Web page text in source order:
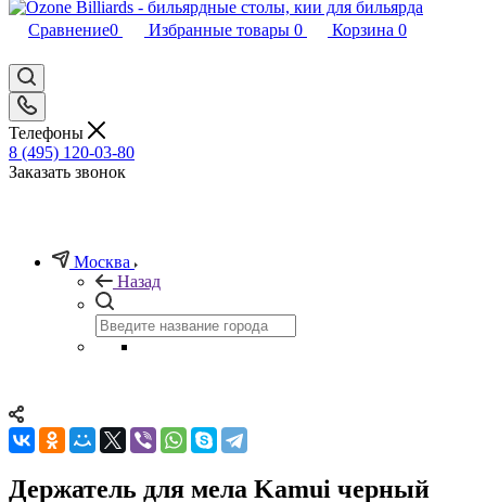
Сравнение0 Избранные товары 0 Корзина 0
Телефоны
8 (495) 120-03-80
Заказать звонок
Москва
Назад
Держатель для мела Kamui черный